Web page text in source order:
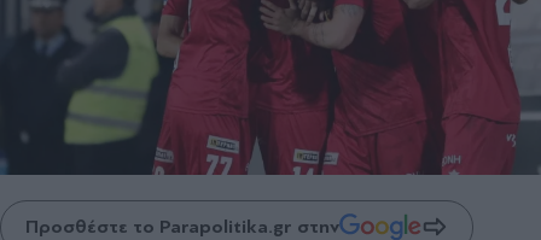
Προσθέστε το Parapolitika.gr στην